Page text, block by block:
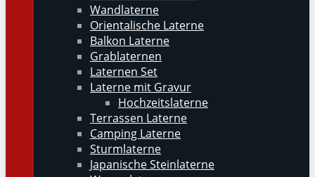
Wandlaterne
Orientalische Laterne
Balkon Laterne
Grablaternen
Laternen Set
Laterne mit Gravur
Hochzeitslaterne
Terrassen Laterne
Camping Laterne
Sturmlaterne
Japanische Steinlaterne